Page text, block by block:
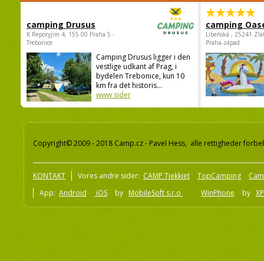
camping Drusus
K Reporyjim 4, 155 00 Praha 5 -
Trebonice
Camping Drusus ligger i den
vestlige udkant af Prag, i
bydelen Trebonice, kun 10
km fra det historis...
www sider
camping
Libeňská , 25241
Praha-západ
Copyright© 2009 - 2018 Camp.cz - Pavel Hess, alle rettigheder
KONTAKT Vores andre sider: CAMP Tjekkiet TopCamping
App: Android iOS by MobileSoft s.r.o WinPhone by